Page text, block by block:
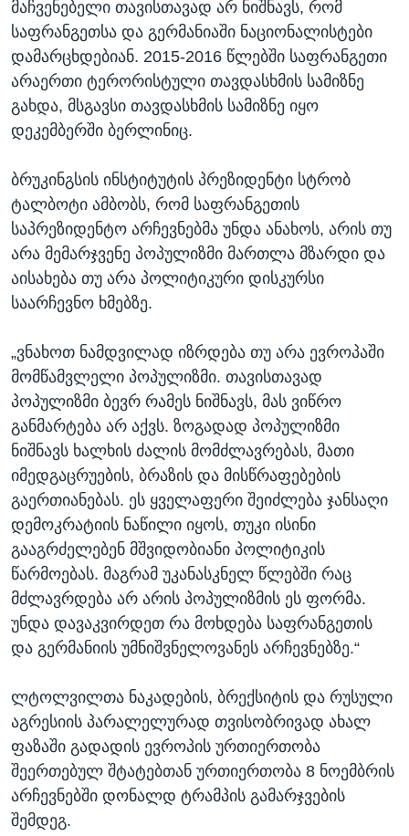
მაჩვენებელი თავისთავად არ ნიშნავს, რომ
საფრანგეთსა და გერმანიაში ნაციონალისტები
დამარცხდებიან. 2015-2016 წლებში საფრანგეთი
არაერთი ტერორისტული თავდასხმის სამიზნე
გახდა, მსგავსი თავდასხმის სამიზნე იყო
დეკემბერში ბერლინიც.
ბრუკინგსის ინსტიტუტის პრეზიდენტი სტრობ
ტალბოტი ამბობს, რომ საფრანგეთის
საპრეზიდენტო არჩევნებმა უნდა ანახოს, არის თუ
არა მემარჯვენე პოპულიზმი მართლა მზარდი და
აისახება თუ არა პოლიტიკური დისკურსი
საარჩევნო ხმებზე.
„ვნახოთ ნამდვილად იზრდება თუ არა ევროპაში
მომწამვლელი პოპულიზმი. თავისთავად
პოპულიზმი ბევრ რამეს ნიშნავს, მას ვიწრო
განმარტება არ აქვს. ზოგადად პოპულიზმი
ნიშნავს ხალხის ძალის მომძლავრებას, მათი
იმედგაცრუების, ბრაზის და მისწრაფებების
გაერთიანებას. ეს ყველაფერი შეიძლება ჯანსაღი
დემოკრატიის ნაწილი იყოს, თუკი ისინი
გააგრძელებენ მშვიდობიანი პოლიტიკის
წარმოებას. მაგრამ უკანასკნელ წლებში რაც
მძლავრდება არ არის პოპულიზმის ეს ფორმა.
უნდა დავაკვირდეთ რა მოხდება საფრანგეთის
და გერმანიის უმნიშვნელოვანეს არჩევნებზე.“
ლტოლვილთა ნაკადების, ბრექსიტის და რუსული
აგრესიის პარალელურად თვისობრივად ახალ
ფაზაში გადადის ევროპის ურთიერთობა
შეერთებულ შტატებთან ურთიერთობა 8 ნოემბრის
არჩევნებში დონალდ ტრამპის გამარჯვების
შემდეგ.